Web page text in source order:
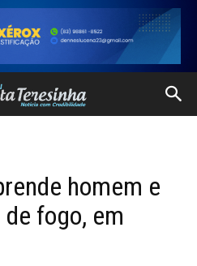
homem e
fogo, em